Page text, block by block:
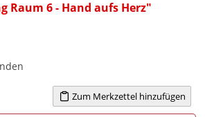
Raum 6 - Hand aufs Herz"
Zum Merkzettel hinzufügen